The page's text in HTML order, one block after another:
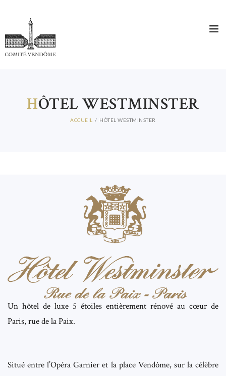
HÔTEL WESTMINSTER
ACCUEIL HÔTEL WESTMINSTER
Un hôtel de luxe 5 étoiles entièrement rénové au cœur de
Paris, rue de la Paix.
Situé entre l’Opéra Garnier et la place Vendôme, sur la célèbre